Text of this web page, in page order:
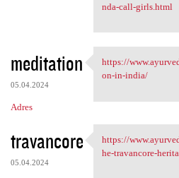
nda-call-girls.html
meditation
05.04.2024
Adres
https://
https://
on-in-india/
travancore
05.04.2024
https://
https://
he-travancore-